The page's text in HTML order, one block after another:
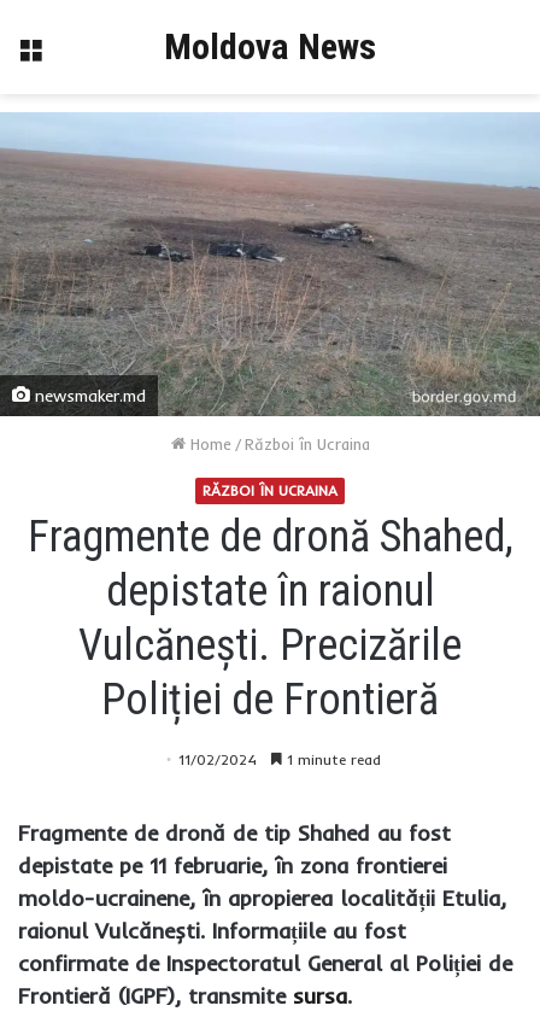
Menu Moldova News
newsmaker.md
Home / Război în Ucraina
RĂZBOI ÎN UCRAINA
Fragmente de dronă Shahed,
depistate în raionul
Vulcănești. Precizările
Poliției de Frontieră
11/02/2024 1 minute read
Fragmente de dronă de tip Shahed au fost
depistate pe 11 februarie, în zona frontierei
moldo-ucrainene, în apropierea localității Etulia,
raionul Vulcănești. Informațiile au fost
confirmate de Inspectoratul General al Poliției de
Frontieră (IGPF), transmite sursa.